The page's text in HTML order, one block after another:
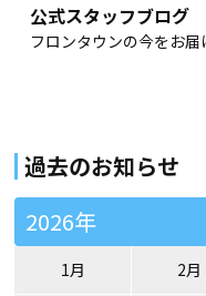
公式スタッフブログ
フロンタウンの今をお届
過去のお知らせ
2026年
1月 2月